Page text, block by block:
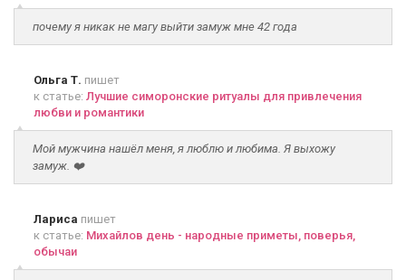
почему я никак не магу выйти замуж мне 42 года
Ольга Т. пишет
к статье: Лучшие симоронские ритуалы для привлечения
любви и романтики
Мой мужчина нашёл меня, я люблю и любима. Я выхожу
замуж. ❤️
Лариса пишет
к статье: Михайлов день - народные приметы, поверья,
обычаи